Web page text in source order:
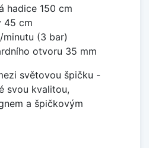
hadice 150 cm
45 cm
minutu (3 bar)
otvoru 35 mm
světovou špičku -
svou kvalitou,
a špičkovým